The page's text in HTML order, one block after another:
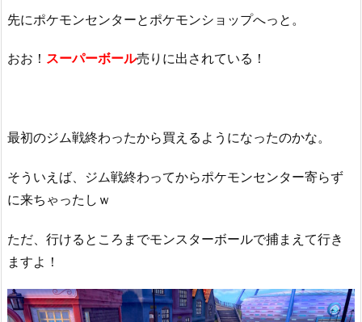
先にポケモンセンターとポケモンショップへっと。
おお！ スーパーボール売りに出されている！
最初のジム戦終わったから買えるようになったのかな。
そういえば、ジム戦終わってからポケモンセンター寄らず
に来ちゃったしｗ
ただ、行けるところまでモンスターボールで捕まえて行き
ますよ！